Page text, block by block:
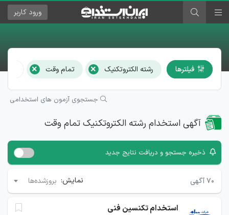
ورود کاربر
فیلترها رشته الکتروتکنیک × تمام وقت ×
جستجوی آزمون های استخدامی
آگهی استخدام رشته الکتروتکنیک تمام وقت
ذخیره جستجو و دریافت نتایج جدید
۷۰آگهی نمایش: بروزشده‌ها
استخدام تکنسین فنی